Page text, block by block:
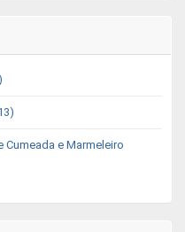
Cumeada e Marmeleiro